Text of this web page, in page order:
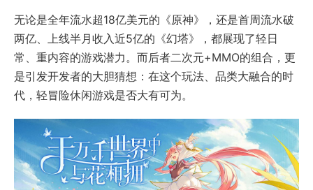
无论是全年流水超18亿美元的《原神》，还是首周流水破
两亿、上线半月收入近5亿的《幻塔》，都展现了轻日
常、重内容的游戏潜力。而后者二次元+MMO的组合，更
是引发开发者的大胆猜想：在这个玩法、品类大融合的时
代，轻冒险休闲游戏是否大有可为。